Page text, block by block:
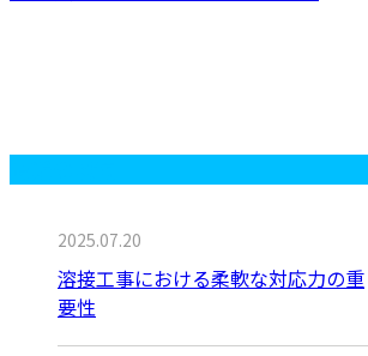
2025.07.20
溶接工事における柔軟な対応力の重
要性